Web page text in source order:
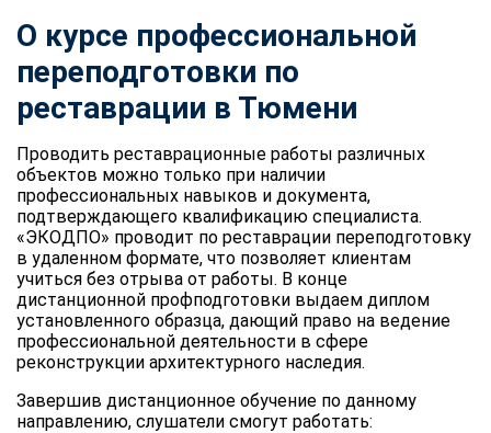
О курсе профессиональной
переподготовки по
реставрации в Тюмени
Проводить реставрационные работы различных
объектов можно только при наличии
профессиональных навыков и документа,
подтверждающего квалификацию специалиста.
«ЭКОДПО» проводит по реставрации переподготовку
в удаленном формате, что позволяет клиентам
учиться без отрыва от работы. В конце
дистанционной профподготовки выдаем диплом
установленного образца, дающий право на ведение
профессиональной деятельности в сфере
реконструкции архитектурного наследия.
Завершив дистанционное обучение по данному
направлению, слушатели смогут работать: